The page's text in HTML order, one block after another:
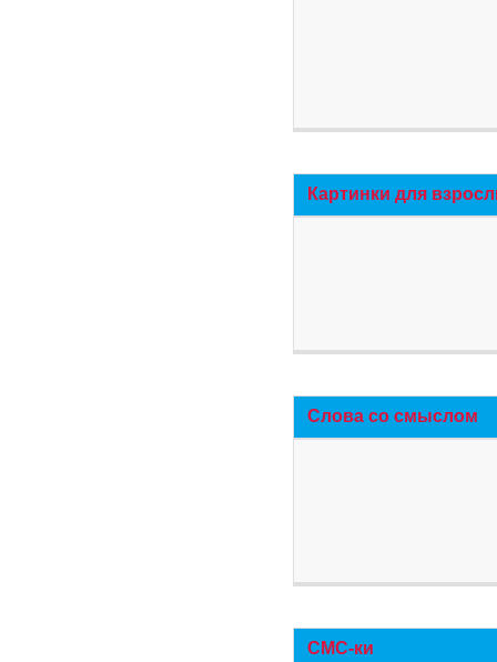
Картинки для
Слова со смыслом
СМС-ки